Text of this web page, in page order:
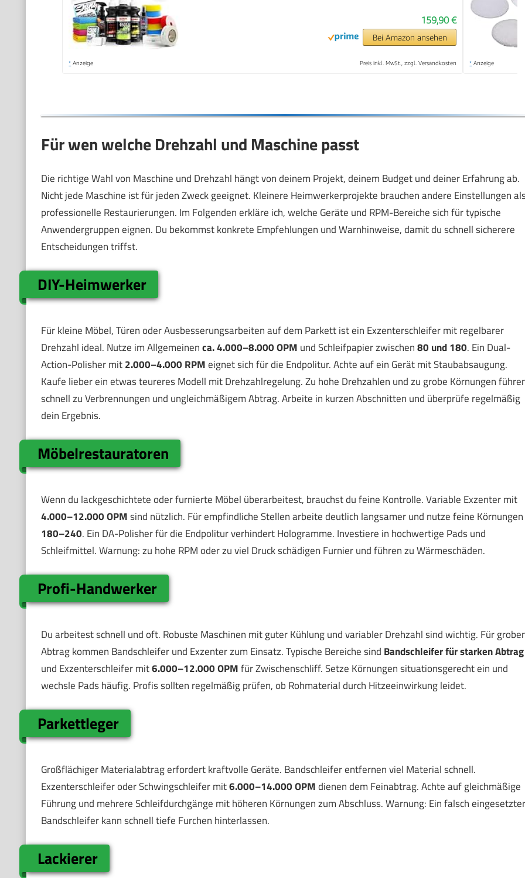
159,90 €
Bei Amazon ansehen
* Anzeige Preis inkl. MwSt., zzgl. Versandkosten * Anzeige
Für wen welche Drehzahl und Maschine passt
Die richtige Wahl von Maschine und Drehzahl hängt von deinem Projekt, deinem Budget und deiner Erfahrung ab.
Nicht jede Maschine ist für jeden Zweck geeignet. Kleinere Heimwerkerprojekte brauchen andere Einstellungen
professionelle Restaurierungen. Im Folgenden erkläre ich, welche Geräte und RPM-Bereiche sich für typische
Anwendergruppen eignen. Du bekommst konkrete Empfehlungen und Warnhinweise, damit du schnell sicherere
Entscheidungen triffst.
DIY-Heimwerker
Für kleine Möbel, Türen oder Ausbesserungsarbeiten auf dem Parkett ist ein Exzenterschleifer mit regelbarer
Drehzahl ideal. Nutze im Allgemeinenca. 4.000–8.000 OPM und Schleifpapier zwischen80 und 180. Ein Dual-
Action-Polisher mit2.000–4.000 RPMeignet sich für die Endpolitur. Achte auf ein Gerät mit Staubabsaugung.
Kaufe lieber ein etwas teureres Modell mit Drehzahlregelung. Zu hohe Drehzahlen und zu grobe Körnungen
schnell zu Verbrennungen und ungleichmäßigem Abtrag. Arbeite in kurzen Abschnitten und überprüfe regelmäßig
dein Ergebnis.
Möbelrestauratoren
Wenn du lackgeschichtete oder furnierte Möbel überarbeitest, brauchst du feine Kontrolle. Variable Exzenter mit
4.000–12.000 OPMsind nützlich. Für empfindliche Stellen arbeite deutlich langsamer und nutze feine Körnungen
180–240. Ein DA-Polisher für die Endpolitur verhindert Hologramme. Investiere in hochwertige Pads und
Schleifmittel. Warnung: zu hohe RPM oder zu viel Druck schädigen Furnier und führen zu Wärmeschäden.
Profi-Handwerker
Du arbeitest schnell und oft. Robuste Maschinen mit guter Kühlung und variabler Drehzahl sind wichtig. Für
Abtrag kommen Bandschleifer und Exzenter zum Einsatz. Typische Bereiche sind Bandschleifer für starken Abtrag
und Exzenterschleifer mit6.000–12.000 OPMfür Zwischenschliff. Setze Körnungen situationsgerecht ein und
wechsle Pads häufig. Profis sollten regelmäßig prüfen, ob Rohmaterial durch Hitzeeinwirkung leidet.
Parkettleger
Großflächiger Materialabtrag erfordert kraftvolle Geräte. Bandschleifer entfernen viel Material schnell.
Exzenterschleifer oder Schwingschleifer mit6.000–14.000 OPMdienen dem Feinabtrag. Achte auf gleichmäßige
Führung und mehrere Schleifdurchgänge mit höheren Körnungen zum Abschluss. Warnung: Ein falsch eingesetzter
Bandschleifer kann schnell tiefe Furchen hinterlassen.
Lackierer